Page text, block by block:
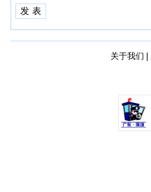
关于我们